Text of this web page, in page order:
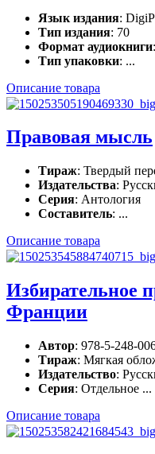
Язык издания:
Тип издания: 70
Формат аудиокниги
Тип упаковки: ...
Описание товара
Правовая мысль
Тираж: Твердый
Издательства:
Серия: Антология
Составитель: ...
Описание товара
Избирательное
Франции
Автор: 978-5-248-
Тираж: Мягкая
Издательство:
Серия: Отдельное ...
Описание товара